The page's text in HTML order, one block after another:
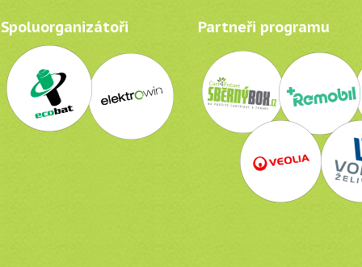
Spoluorganizátoři Partneři programu